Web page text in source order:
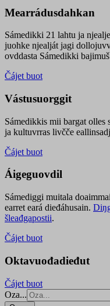
Mearrádusdahkan
Sámedikki 21 lahtu ja
juohke njealját jagi
ovddasta Sámedikki
Čájet buot
Vástusuorggit
Sámedikkis mii bargat olles
ja kultuvrras livčče
Čájet buot
Áigeguovdil
Sámediggi muitala
earret eará dieđáhusain.
šleađgapostii.
Čájet buot
Oktavuođadieđut
Čájet buot
Oza...